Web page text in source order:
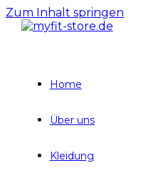
Zum Inhalt springen
Home
Über uns
Kleidung